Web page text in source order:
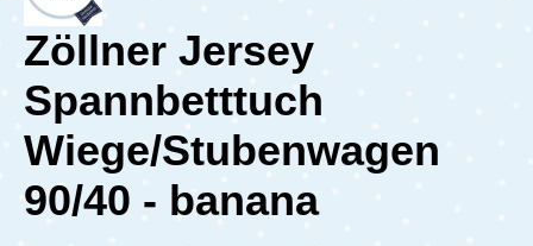
Zöllner Jersey
Spannbetttuch
Wiege/Stubenwagen
90/40 - banana